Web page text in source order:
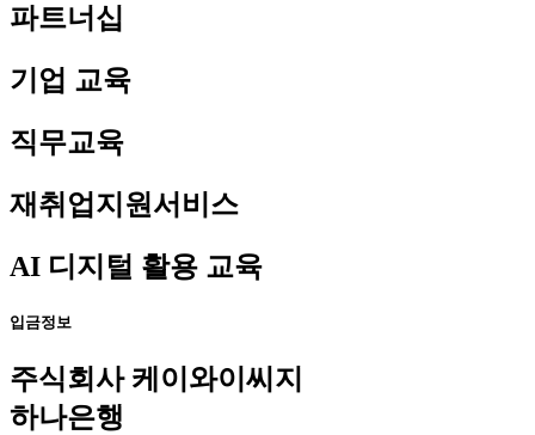
파트너십
기업 교육
직무교육
재취업지원서비스
AI 디지털 활용 교육
입금정보
주식회사 케이와이씨지
하나은행